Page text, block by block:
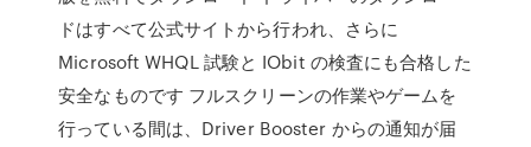
ドはすべて公式サイトから行われ、さらに
Microsoft WHQL 試験と IObit の検査にも合格した
安全なものです フルスクリーンの作業やゲームを
行っている間は、Driver Booster からの通知が届